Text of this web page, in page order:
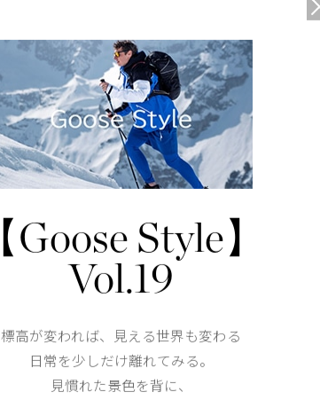
リブニット仕様の袖口
ウエストにドローコードを内蔵
内側にはベルクロ®付きのドロップインポケット1つ、
メッシュポケット1つを装備
リフレクティブ仕様のブランドロゴディテール
仕様が変更する場合がございます。
Width
Shoulder width
【Goose Style】
Vol.19
標高が変われば、見える世界も変わる
日常を少しだけ離れてみる。
見慣れた景色を背に、